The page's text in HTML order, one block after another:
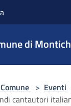
di
> Eventi
cantautori